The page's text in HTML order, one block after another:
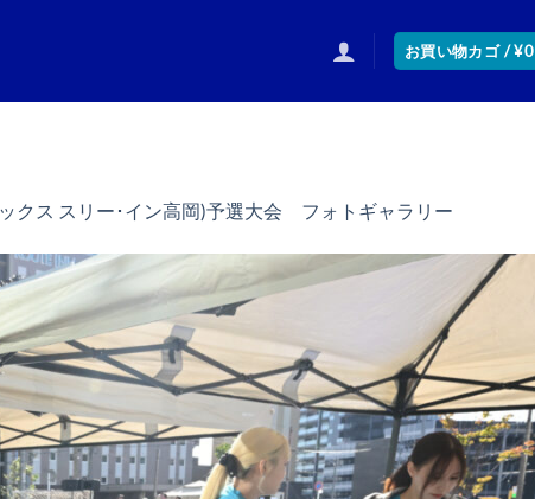
お買い物カゴ /¥0
クス スリー･イン高岡)予選大会 フォトギャラリー